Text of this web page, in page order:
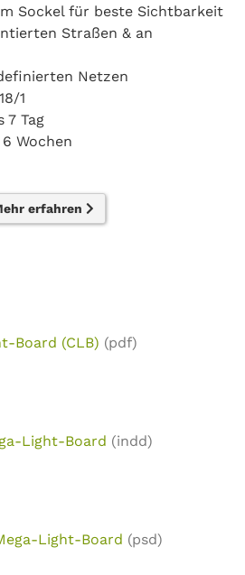
Sockel für beste Sichtbarkeit
Straßen & an
Netzen
18/1
7 Tag
Wochen
erfahren
Board (CLB) (pdf)
Light-Board (indd)
Light-Board (psd)